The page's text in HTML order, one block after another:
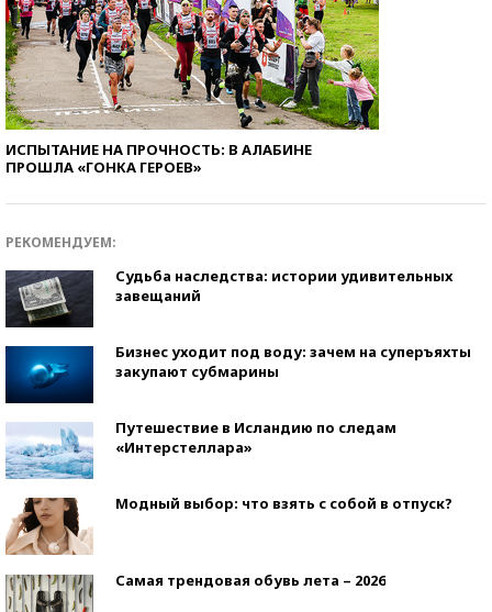
ИСПЫТАНИЕ НА ПРОЧНОСТЬ: В АЛАБИНЕ
ПРОШЛА «ГОНКА ГЕРОЕВ»
РЕКОМЕНДУЕМ:
Судьба наследства: истории удивительных
завещаний
Бизнес уходит под воду: зачем на суперъяхты
закупают субмарины
Путешествие в Исландию по следам
«Интерстеллара»
Модный выбор: что взять с собой в отпуск?
Самая трендовая обувь лета – 2026